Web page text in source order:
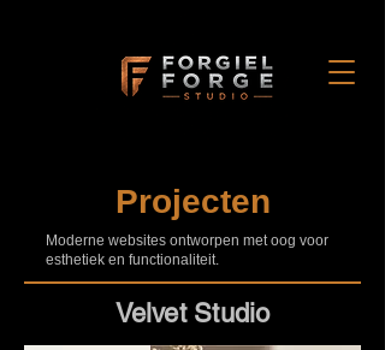
Projecten
Moderne websites ontworpen met oog voor
esthetiek en functionaliteit.
Velvet Studio